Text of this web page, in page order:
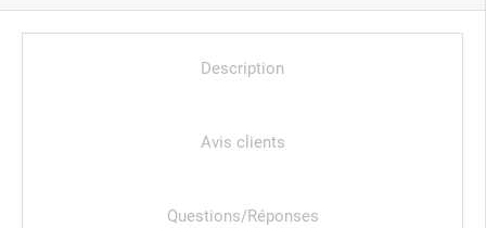
Description
Avis clients
Questions/Réponses